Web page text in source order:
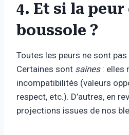
4. Et si la
boussole ?
Toutes les peurs ne sont
Certaines sont saines: elles
incompatibilités (valeurs
respect, etc.). D’autres, en
projections issues de nos